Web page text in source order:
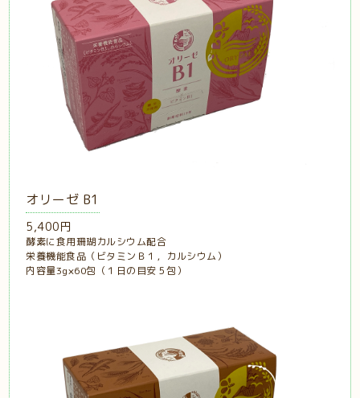
オリーゼ B1
5,400円
酵素に食用珊瑚カルシウム配合
栄養機能食品（ビタミンＢ１，カルシウム）
内容量3g×60包（１日の目安５包）